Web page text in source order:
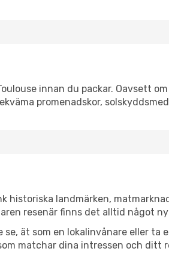
innan du packar. Oavsett
promenadskor,
historiska landmärken,
resenär finns det alltid något
se, ät som en lokalinvånare eller
matchar dina intressen och ditt